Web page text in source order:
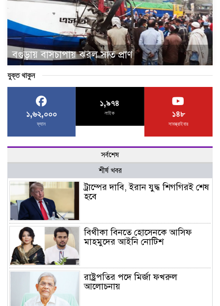
বগুড়ায় বাসচাপায় ঝরল সাত প্রাণ
যুক্ত থাকুন
১,৬২,০০০
ফ্যান
১,৯৭৪
লাইক ১৪৮
সাবস্ক্রাইবার
সর্বশেষ
শীর্ষ খবর
ট্রাম্পের দাবি, ইরান যুদ্ধ শিগগিরই শেষ
হবে
বিথীকা বিনতে হোসেনকে আসিফ
মাহমুদের আইনি নোটিশ
রাষ্ট্রপতির পদে মির্জা ফখরুল
আলোচনায়